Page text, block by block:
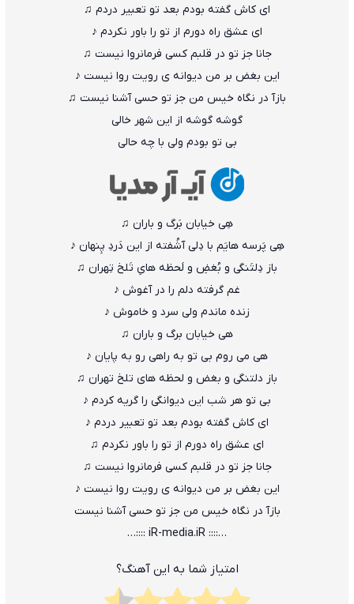
ای کاش گفته بودم بعد تو تعبیر دردم ♫
ای عشق راه دورم از تو را باور نکردم ♪
جانا جز تو در قلبم کسی فرمانروا نیست ♫
این بغض بر من دیوانه ی رویت روا نیست ♪
بازآ در نگاه خیس من جز تو حسی آشنا نیست ♫
گوشه گوشه از این شهر خالی
بی تو بودم ولی با چه حالی
هِی خیابان بَرگ و باران ♫
هِی پَرسه هایَم با دِلی آشُفته از این دَردِ پِنهان ♪
باز دِلتَنگی و بُغضِ و لَحظه هایِ تَلخ تِهران ♫
غم گرفته دلم را در آغوش ♪
زنده ماندم ولی سرد و خاموش ♪
هی خیابان برگ و باران ♫
هی می روم بی تو به راهی رو به پایان ♪
باز دلتنگی و بغض و لحظه های تلخ تهران ♫
بی تو هر شب این دیوانگی را گریه کردم ♪
ای کاش گفته بودم بعد تو تعبیر دردم ♪
ای عشق راه دورم از تو را باور نکردم ♫
جانا جز تو در قلبم کسی فرمانروا نیست ♫
این بغض بر من دیوانه ی رویت روا نیست ♪
بازآ در نگاه خیس من جز تو حسی آشنا نیست
…:::: iR-media.iR ::::…
امتیاز شما به این آهنگ؟